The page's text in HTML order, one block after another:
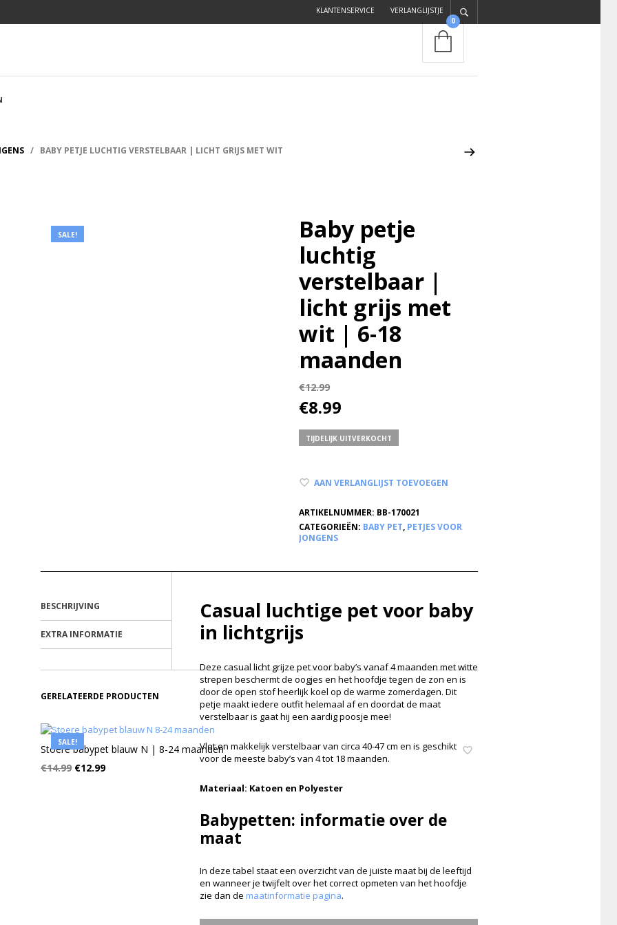
KLANTENSERVICE VERLANGLIJSTJE
0
/ BABY PETJE LUCHTIG VERSTELBAAR | LICHT GRIJS MET WIT
SALE!
Baby petje
luchtig
verstelbaar |
licht grijs met
wit | 6-18
maanden
€12.99
€8.99
TIJDELIJK UITVERKOCHT
AAN VERLANGLIJST TOEVOEGEN
ARTIKELNUMMER: BB-170021
CATEGORIEËN: BABY PET, PETJES VOOR
JONGENS
BESCHRIJVING
EXTRA INFORMATIE
Casual luchtige pet voor baby
in lichtgrijs
Deze casual licht grijze pet voor baby’s vanaf 4 maanden met witte
strepen beschermt de oogjes en het hoofdje tegen de zon en is
door de open stof heerlijk koel op de warme zomerdagen. Dit
petje maakt iedere outfit helemaal af en doordat de maat
verstelbaar is gaat hij een aardig poosje mee!
Vlot en makkelijk verstelbaar van circa 40-47 cm en is geschikt
voor de meeste baby’s van 4 tot 18 maanden.
Materiaal: Katoen en Polyester
Babypetten: informatie over de
maat
In deze tabel staat een overzicht van de juiste maat bij de leeftijd
en wanneer je twijfelt over het correct opmeten van het hoofdje
zie dan de maatinformatie pagina.
GERELATEERDE PRODUCTEN
SALE!
Stoere babypet blauw N | 8-24 maanden
€14.99 €12.99